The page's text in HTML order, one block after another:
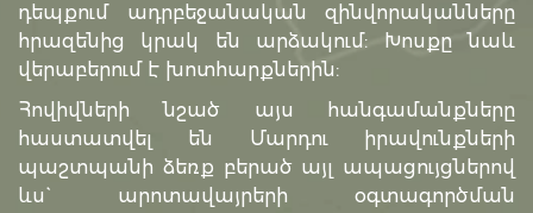
դեպքում ադրբեջանական զինվորականները
հրազենից կրակ են արձակում: Խոսքը նաև
վերաբերում է խոտհարքներին:
Հովիվների նշած այս հանգամանքները
հաստատվել են Մարդու իրավունքների
պաշտպանի ձեռք բերած այլ ապացույցներով
ևս` արոտավայրերի օգտագործման